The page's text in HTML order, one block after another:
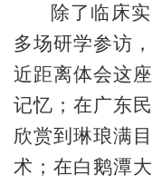
除了临床
多场研学参访
近距离体会这
记忆；在广东
欣赏到琳琅满
术；在白鹅潭